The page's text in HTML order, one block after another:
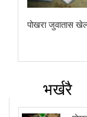
पोखरा जुवातास
भर्खरै